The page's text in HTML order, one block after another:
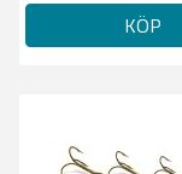
KÖP